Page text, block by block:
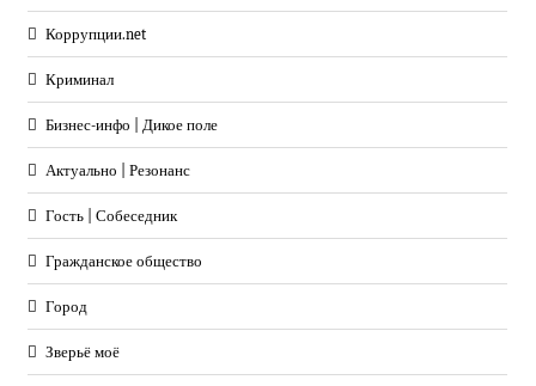
Коррупции.net
Криминал
Бизнес-инфо | Дикое поле
Актуально | Резонанс
Гость | Собеседник
Гражданское общество
Город
Зверьё моё